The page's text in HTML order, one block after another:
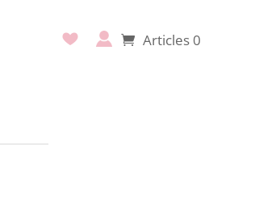
Articles 0